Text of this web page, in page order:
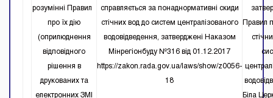
розумінні Правил
про їх дію
(оприлюднення
відповідного
рішення в
друкованих та
електронних ЗМІ
справляється за понаднормативні скиди
стічних вод до систем централізованого
водовідведення, затверджені Наказом
Мінрегіонбуду №316 від 01.12.2017
https://zakon.rada.gov.ua/laws/show/z0056-
18
Правил
Біла